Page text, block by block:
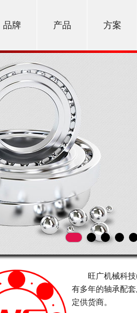
品牌 产品 方案
旺广机械科
有多年的轴承配
定供货商。